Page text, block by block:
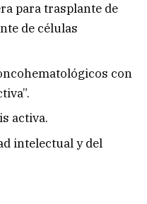
para trasplante de
de células
con
activa.
intelectual y del